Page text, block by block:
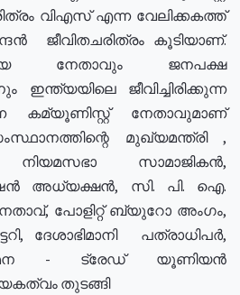
വിഎസ് എന്ന വേലിക്കകത്ത്
ജീവിതചരിത്രം കൂടിയാണ്.
നേതാവും ജനപക്ഷ
ഇന്ത്യയിലെ ജീവിച്ചിരിക്കുന്ന
കമ്യൂണിസ്റ്റ് നേതാവുമാണ്
മുഖ്യമന്ത്രി ,
നിയമസഭാ സാമാജികൻ,
അധ്യക്ഷൻ, സി. പി. ഐ.
പോളിറ്റ് ബ്യുറോ അംഗം,
ദേശാഭിമാനി പത്രാധിപർ,
- ട്രേഡ് യൂണിയൻ
തുടങ്ങി